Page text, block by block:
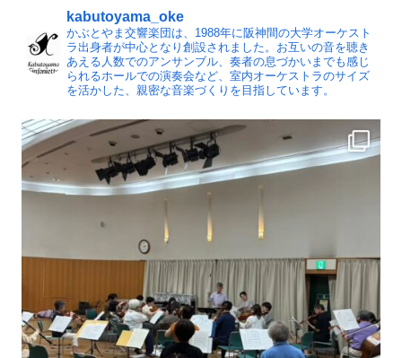
kabutoyama_oke
かぶとやま交響楽団は、1988年に阪神間の大学オーケスト
ラ出身者が中心となり創設されました。お互いの音を聴き
あえる人数でのアンサンブル、奏者の息づかいまでも感じ
られるホールでの演奏会など、室内オーケストラのサイズ
を活かした、親密な音楽づくりを目指しています。